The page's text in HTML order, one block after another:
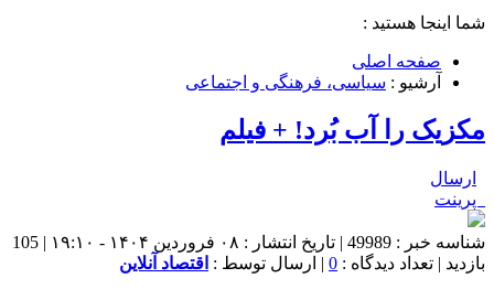
شما اینجا هستید :
صفحه اصلی
آرشیو : سیاسی، فرهنگی و اجتماعی
مکزیک را آب بُرد! + فیلم
ارسال
پرینت
شناسه خبر : 49989 | تاریخ انتشار : ۰۸ فروردین ۱۴۰۴ - ۱۹:۱۰ | 105
بازدید | تعداد دیدگاه : 0 | ارسال توسط : اقتصاد آنلاین